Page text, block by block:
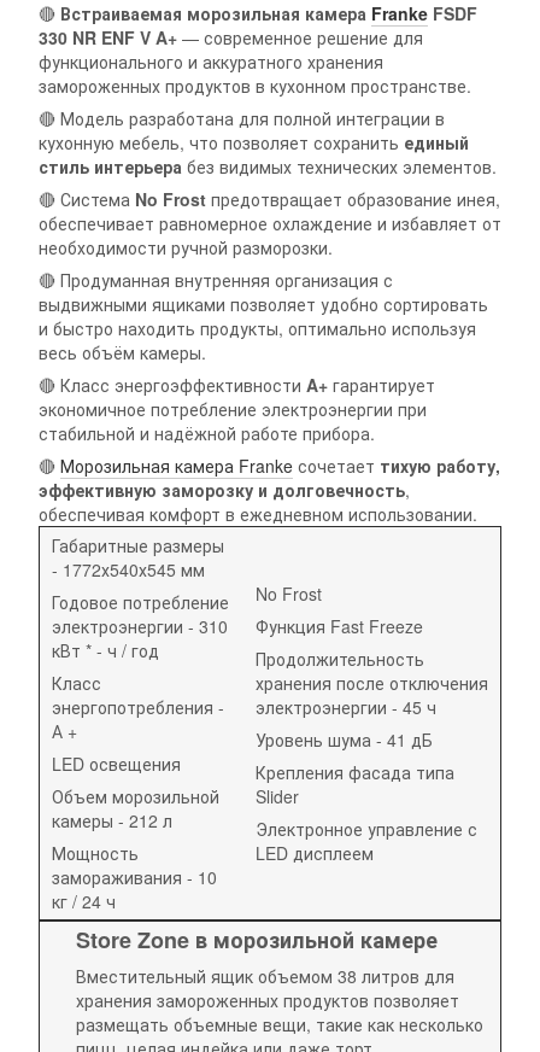
🔴 Встраиваемая морозильная камера Franke FSDF
330 NR ENF V A+ — современное решение для
функционального и аккуратного хранения
замороженных продуктов в кухонном пространстве.
🔴 Модель разработана для полной интеграции в
кухонную мебель, что позволяет сохранить единый
стиль интерьера без видимых технических элементов.
🔴 Система No Frost предотвращает образование инея,
обеспечивает равномерное охлаждение и избавляет от
необходимости ручной разморозки.
🔴 Продуманная внутренняя организация с
выдвижными ящиками позволяет удобно сортировать
и быстро находить продукты, оптимально используя
весь объём камеры.
🔴 Класс энергоэффективности A+ гарантирует
экономичное потребление электроэнергии при
стабильной и надёжной работе прибора.
🔴 Морозильная камера Franke сочетает тихую работу,
эффективную заморозку и долговечность,
обеспечивая комфорт в ежедневном использовании.
Габаритные размеры
- 1772х540х545 мм
Годовое потребление
электроэнергии - 310
кВт * - ч / год
Класс
энергопотребления -
А +
LED освещения
Объем морозильной
камеры - 212 л
Мощность
замораживания - 10
кг / 24 ч
No Frost
Функция Fast Freeze
Продолжительность
хранения после отключения
электроэнергии - 45 ч
Уровень шума - 41 дБ
Крепления фасада типа
Slider
Электронное управление с
LED дисплеем
Store Zone в морозильной камере
Вместительный ящик объемом 38 литров для
хранения замороженных продуктов позволяет
размещать объемные вещи, такие как несколько